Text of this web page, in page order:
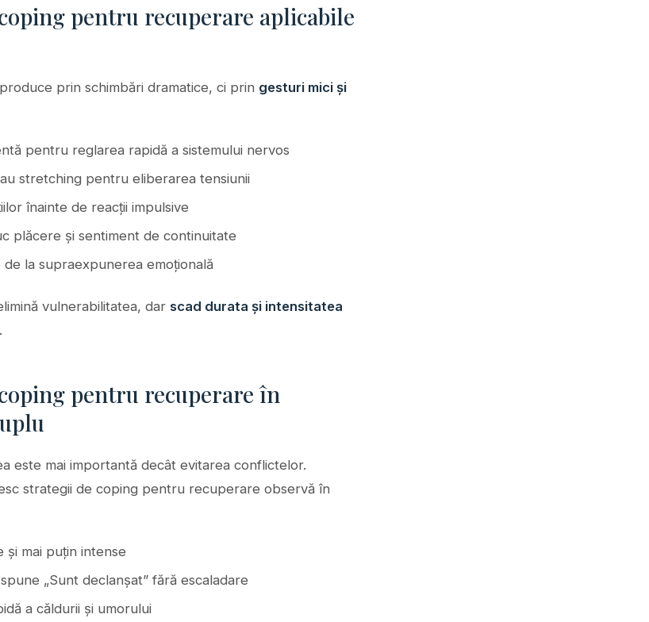
pentru recuperare aplicabile
prin schimbări dramatice, ci prin gesturi mici și
pentru reglarea rapidă a sistemului nervos
stretching pentru eliberarea tensiunii
înainte de reacții impulsive
plăcere și sentiment de continuitate
la supraexpunerea emoțională
vulnerabilitatea, dar scad durata și intensitatea
.
pentru recuperare în
este mai importantă decât evitarea conflictelor.
strategii de coping pentru recuperare observă în
și mai puțin intense
„Sunt declanșat” fără escaladare
a căldurii și umorului